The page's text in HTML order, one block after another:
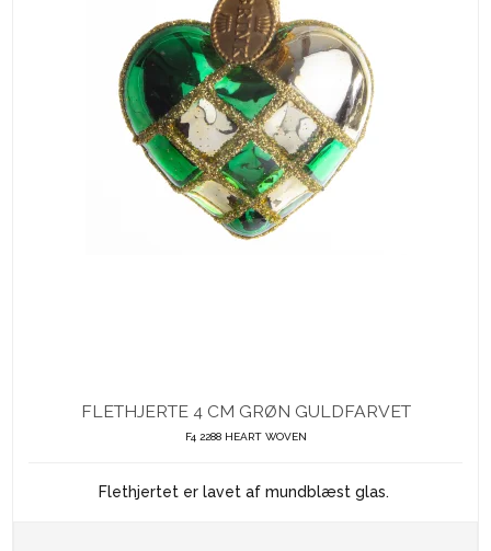
FLETHJERTE 4 CM GRØN GULDFARVET
F4 2288 HEART WOVEN
Flethjertet er lavet af mundblæst glas.